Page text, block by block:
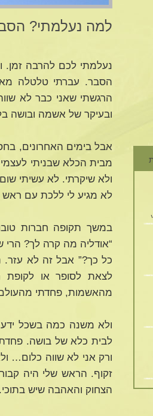
למה נעלמתי?
נעלמתי לכם להרבה זמן.
הסבר. עברתי טלטלה
הרגשתי שאני כבר לא
ובעיקר של אשמה ובושה
אבל בימים האחרונים,
מבית הכלא שבניתי
ולא שיקרתי. לא עשיתי
לא מגיע לי ללכת עם
במשך תקופה חברות
“אודליה מה קרה לך?
כל כך?” אבל זה לא עזר.
לצאת לסופר או לקופת
מהאשמות, פחדתי
ולא משנה כמה בשכל
לבית כלא של בושה.
ורק אני לא שווה כלום…
זקוף. הראש שלי היה
הצחוק והאהבה שיש בתוכי.